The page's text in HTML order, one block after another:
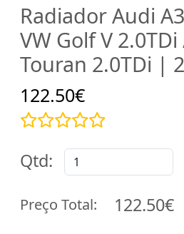
Radiador Audi
VW Golf V 2.0TDi
Touran 2.0TDi |
122.50€
Qtd:
Preço Total: 122.50€